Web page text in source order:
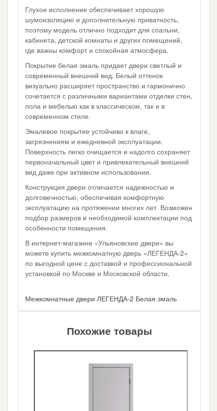
Глухое исполнение обеспечивает хорошую
шумоизоляцию и дополнительную приватность,
поэтому модель отлично подходит для спальни,
кабинета, детской комнаты и других помещений,
где важны комфорт и спокойная атмосфера.
Покрытие белая эмаль придает двери светлый и
современный внешний вид. Белый оттенок
визуально расширяет пространство и гармонично
сочетается с различными вариантами отделки стен,
пола и мебелью как в классическом, так и в
современном стиле.
Эмалевое покрытие устойчиво к влаге,
загрязнениям и ежедневной эксплуатации.
Поверхность легко очищается и надолго сохраняет
первоначальный цвет и привлекательный внешний
вид даже при активном использовании.
Конструкция двери отличается надежностью и
долговечностью, обеспечивая комфортную
эксплуатацию на протяжении многих лет. Возможен
подбор размеров и необходимой комплектации под
особенности помещения.
В интернет-магазине «Ульяновские двери» вы
можете купить межкомнатную дверь «ЛЕГЕНДА-2»
по выгодной цене с доставкой и профессиональной
установкой по Москве и Московской области.
Межкомнатные двери ЛЕГЕНДА-2 Белая эмаль
Похожие товары